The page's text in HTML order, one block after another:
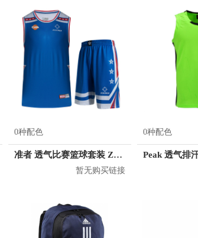
0种配色
准者 透气比赛篮球套装 Z118210177
暂无购买链接
0种配色